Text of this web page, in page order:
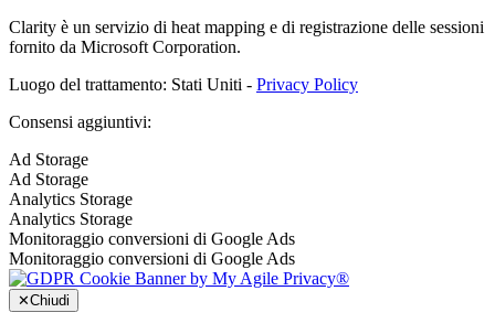
Clarity è un servizio di heat mapping e di registrazione delle sessioni
fornito da Microsoft Corporation.
Luogo del trattamento: Stati Uniti - Privacy Policy
Consensi aggiuntivi:
Ad Storage
Ad Storage
Analytics Storage
Analytics Storage
Monitoraggio conversioni di Google Ads
Monitoraggio conversioni di Google Ads
✕Chiudi